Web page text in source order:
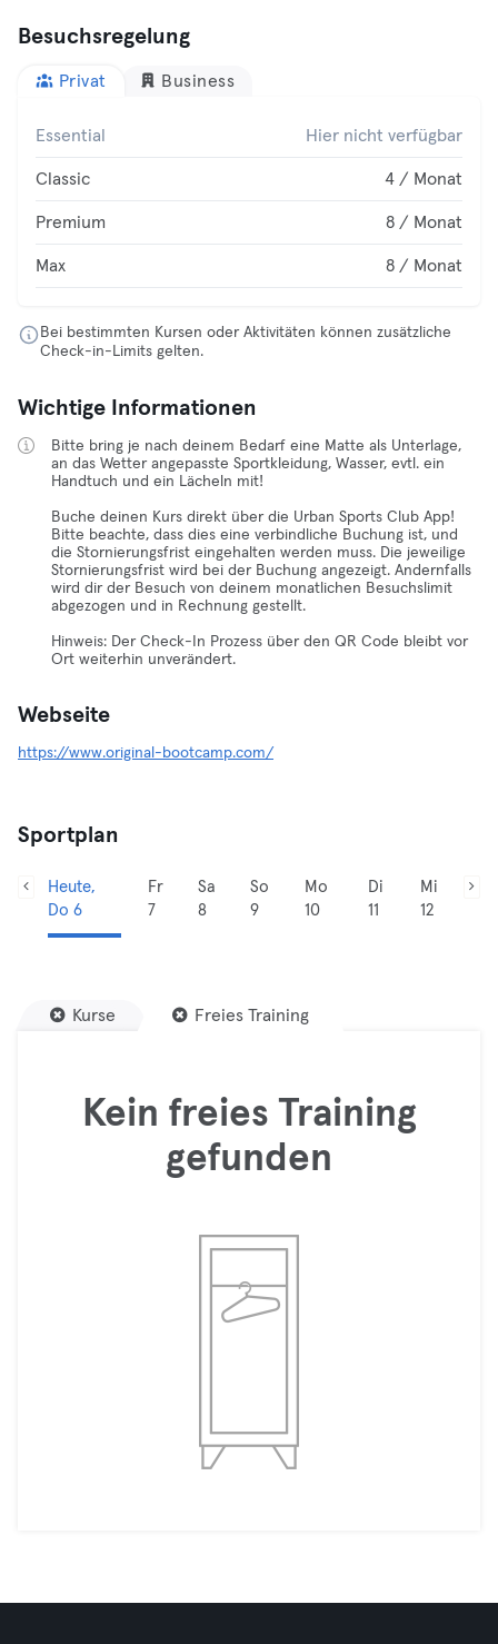
Besuchsregelung
Privat Business
Essential Hier nicht verfügbar
Classic 4 / Monat
Premium 8 / Monat
Max 8 / Monat
Bei bestimmten Kursen oder Aktivitäten können zusätzliche
Check-in-Limits gelten.
Wichtige Informationen
Bitte bring je nach deinem Bedarf eine Matte als Unterlage,
an das Wetter angepasste Sportkleidung, Wasser, evtl. ein
Handtuch und ein Lächeln mit!
Buche deinen Kurs direkt über die Urban Sports Club App!
Bitte beachte, dass dies eine verbindliche Buchung ist, und
die Stornierungsfrist eingehalten werden muss. Die jeweilige
Stornierungsfrist wird bei der Buchung angezeigt. Andernfalls
wird dir der Besuch von deinem monatlichen Besuchslimit
abgezogen und in Rechnung gestellt.
Hinweis: Der Check-In Prozess über den QR Code bleibt vor
Ort weiterhin unverändert.
Webseite
https://www.original-bootcamp.com/
Sportplan
Heute,
Do 6
Fr
7
Sa
8
So
9
Mo
10
Di
11
Mi
12
Kurse Freies Training
Kein freies Training
gefunden